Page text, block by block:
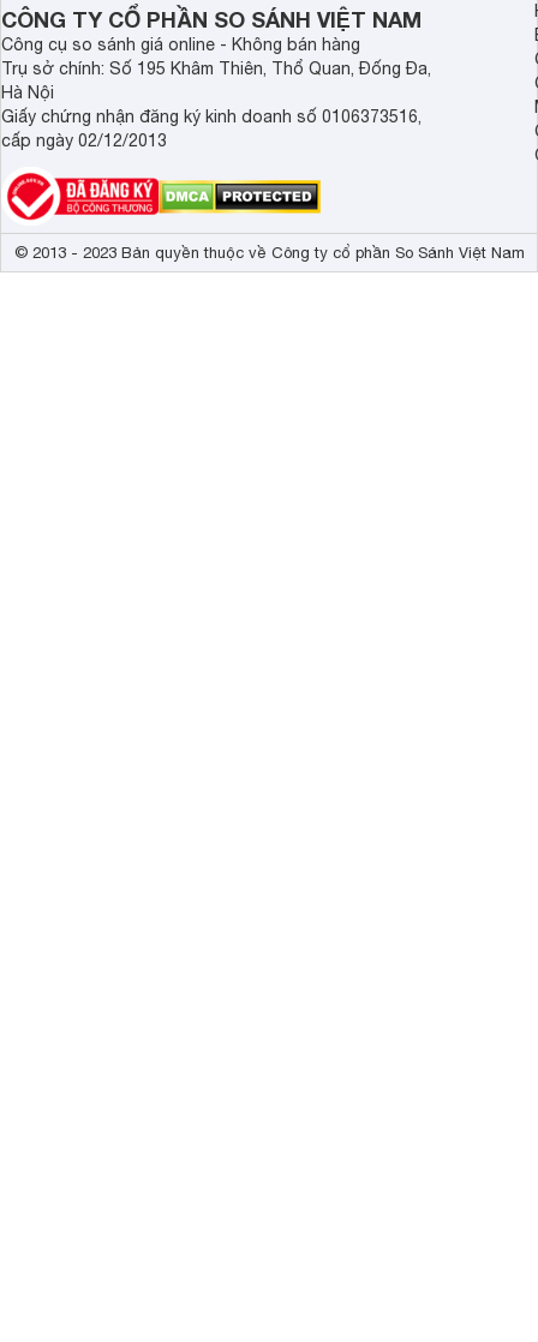
CÔNG TY CỔ PHẦN SO SÁNH VIỆT NAM
Công cụ so sánh giá online - Không bán hàng
Trụ sở chính: Số 195 Khâm Thiên, Thổ Quan, Đống Đa,
Hà Nội
Giấy chứng nhận đăng ký kinh doanh số 0106373516,
cấp ngày 02/12/2013
© 2013 - 2023 Bản quyền thuộc về Công ty cổ phần So Sánh Việt Nam